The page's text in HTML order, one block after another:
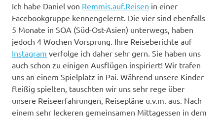
Ich habe Daniel von Remmis.auf.Reisen in einer
Facebookgruppe kennengelernt. Die vier sind ebenfalls
5 Monate in SOA (Süd-Ost-Asien) unterwegs, haben
jedoch 4 Wochen Vorsprung. Ihre Reiseberichte auf
Instagram verfolge ich daher sehr gern. Sie haben uns
auch schon zu einigen Ausflügen inspiriert! Wir trafen
uns an einem Spielplatz in Pai. Während unsere Kinder
fleißig spielten, tauschten wir uns sehr rege über
unsere Reiseerfahrungen, Reisepläne u.v.m. aus. Nach
einem sehr leckeren gemeinsamen Mittagessen in dem